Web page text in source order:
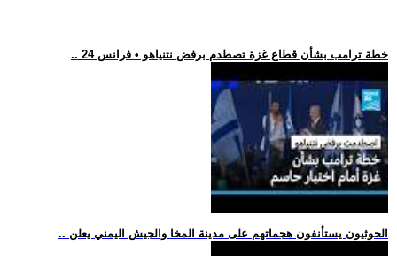
.. خطة ترامب بشأن قطاع غزة تصطدم برفض نتنياهو • فرانس 24
.. الحوثيون يستأنفون هجماتهم على مدينة المخا والجيش اليمني يعلن